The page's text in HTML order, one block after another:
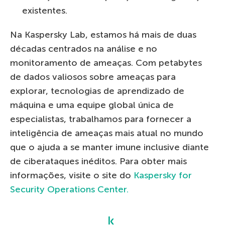
existentes.
Na Kaspersky Lab, estamos há mais de duas
décadas centrados na análise e no
monitoramento de ameaças. Com petabytes
de dados valiosos sobre ameaças para
explorar, tecnologias de aprendizado de
máquina e uma equipe global única de
especialistas, trabalhamos para fornecer a
inteligência de ameaças mais atual no mundo
que o ajuda a se manter imune inclusive diante
de ciberataques inéditos. Para obter mais
informações, visite o site do Kaspersky for
Security Operations Center.